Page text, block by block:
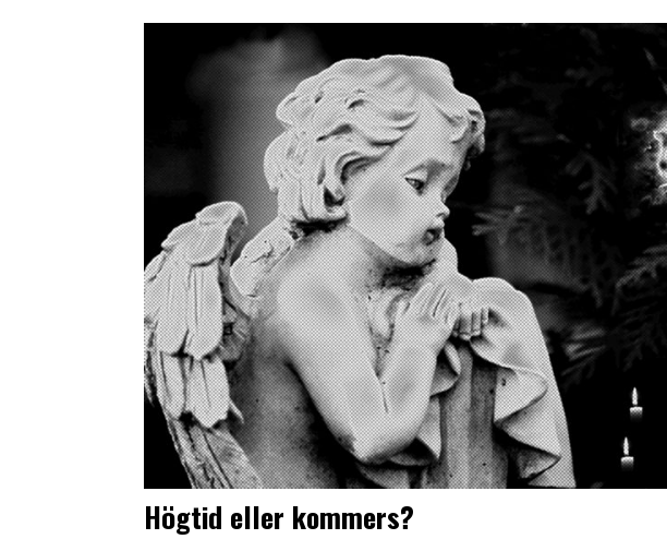
Högtid eller kommers?